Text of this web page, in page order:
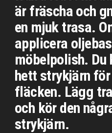
är fräscha och
en mjuk trasa.
applicera
möbelpolish. Du
hett strykjärn
fläcken. Lägg
och kör den
strykjärn.